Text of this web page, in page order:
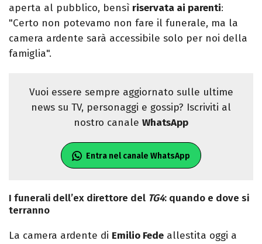
aperta al pubblico, bensì riservata ai parenti:
"Certo non potevamo non fare il funerale, ma la
camera ardente sarà accessibile solo per noi della
famiglia".
Vuoi essere sempre aggiornato sulle ultime
news su TV, personaggi e gossip? Iscriviti al
nostro canale WhatsApp
Entra nel canale WhatsApp
I funerali dell’ex direttore del TG4: quando e dove si
terranno
La camera ardente di Emilio Fede allestita oggi a